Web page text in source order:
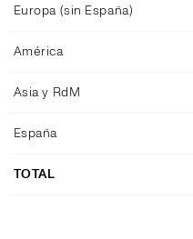
Europa (sin España)
América
Asia y RdM
España
TOTAL